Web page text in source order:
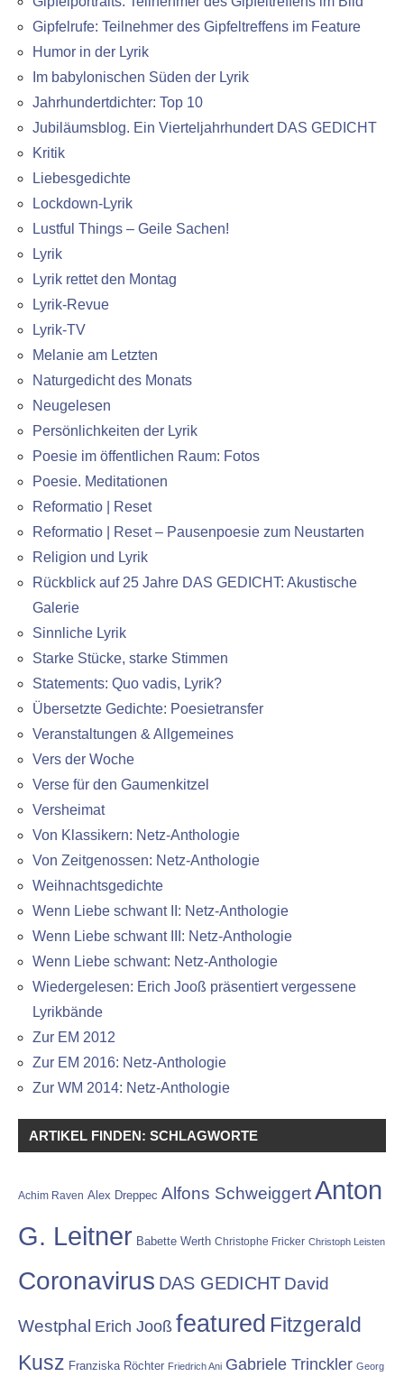
Gipfelrufe: Teilnehmer des Gipfeltreffens im Feature
Humor in der Lyrik
Im babylonischen Süden der Lyrik
Jahrhundertdichter: Top 10
Jubiläumsblog. Ein Vierteljahrhundert DAS GEDICHT
Kritik
Liebesgedichte
Lockdown-Lyrik
Lustful Things – Geile Sachen!
Lyrik
Lyrik rettet den Montag
Lyrik-Revue
Lyrik-TV
Melanie am Letzten
Naturgedicht des Monats
Neugelesen
Persönlichkeiten der Lyrik
Poesie im öffentlichen Raum: Fotos
Poesie. Meditationen
Reformatio | Reset
Reformatio | Reset – Pausenpoesie zum Neustarten
Religion und Lyrik
Rückblick auf 25 Jahre DAS GEDICHT: Akustische
Galerie
Sinnliche Lyrik
Starke Stücke, starke Stimmen
Statements: Quo vadis, Lyrik?
Übersetzte Gedichte: Poesietransfer
Veranstaltungen & Allgemeines
Vers der Woche
Verse für den Gaumenkitzel
Versheimat
Von Klassikern: Netz-Anthologie
Von Zeitgenossen: Netz-Anthologie
Weihnachtsgedichte
Wenn Liebe schwant II: Netz-Anthologie
Wenn Liebe schwant III: Netz-Anthologie
Wenn Liebe schwant: Netz-Anthologie
Wiedergelesen: Erich Jooß präsentiert vergessene
Lyrikbände
Zur EM 2012
Zur EM 2016: Netz-Anthologie
Zur WM 2014: Netz-Anthologie
ARTIKEL FINDEN: SCHLAGWORTE
Achim Raven Alex Dreppec Alfons SchweiggertAnton
G. Leitner Babette Werth Christophe Fricker Christoph Leisten
Coronavirus DAS GEDICHT David
Westphal Erich Jooß featured Fitzgerald
Kusz Franziska Röchter Friedrich Ani Gabriele Trinckler Georg